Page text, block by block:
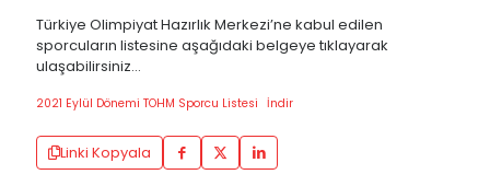
Türkiye Olimpiyat Hazırlık Merkezi’ne kabul edilen
sporcuların listesine aşağıdaki belgeye tıklayarak
ulaşabilirsiniz…
2021 Eylül Dönemi TOHM Sporcu Listesi İndir
Linki Kopyala